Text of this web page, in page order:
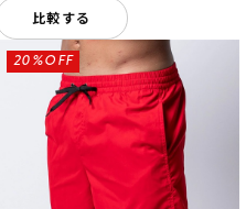
比較する
20%OFF